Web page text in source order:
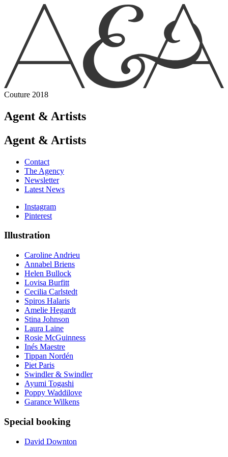
Couture 2018
Agent & Artists
Agent & Artists
Contact
The Agency
Newsletter
Latest News
Instagram
Pinterest
Illustration
Caroline Andrieu
Annabel Briens
Helen Bullock
Lovisa Burfitt
Cecilia Carlstedt
Spiros Halaris
Amelie Hegardt
Stina Johnson
Laura Laine
Rosie McGuinness
Inés Maestre
Tippan Nordén
Piet Paris
Swindler & Swindler
Ayumi Togashi
Poppy Waddilove
Garance Wilkens
Special booking
David Downton